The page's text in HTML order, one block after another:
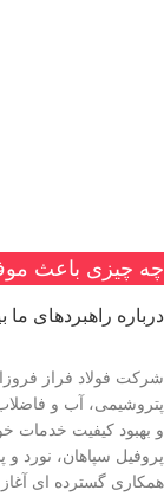
چه چیزی باعث
درباره راهبردهای ما
شرکت فولاد فراز
پتروشیمی، آب و
و بهبود کیفیت خدمات
پروفیل سپاهان، نورد و
همکاری گسترده ای آغاز